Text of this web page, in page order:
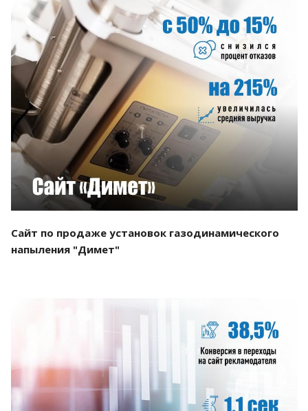
Смотреть проект
Сайт по продаже установок газодинамического
напыления "Димет"